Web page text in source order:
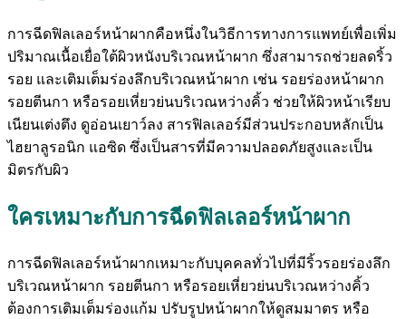
การฉีดฟิลเลอร์หน้าผากคือหนึ่งในวิธีการทางการแพทย์เพื่อเพิ่ม
ปริมาณเนื้อเยื่อใต้ผิวหนังบริเวณหน้าผาก ซึ่งสามารถช่วยลดริ้ว
รอย และเติมเต็มร่องลึกบริเวณหน้าผาก เช่น รอยร่องหน้าผาก
รอยตีนกา หรือรอยเหี่ยวย่นบริเวณหว่างคิ้ว ช่วยให้ผิวหน้าเรียบ
เนียนเต่งตึง ดูอ่อนเยาว์ลง สารฟิลเลอร์มีส่วนประกอบหลักเป็น
ไฮยาลูรอนิก แอซิด ซึ่งเป็นสารที่มีความปลอดภัยสูงและเป็น
มิตรกับผิว
ใครเหมาะกับการฉีดฟิลเลอร์หน้าผาก
การฉีดฟิลเลอร์หน้าผากเหมาะกับบุคคลทั่วไปที่มีริ้วรอยร่องลึก
บริเวณหน้าผาก รอยตีนกา หรือรอยเหี่ยวย่นบริเวณหว่างคิ้ว
ต้องการเติมเต็มร่องแก้ม ปรับรูปหน้าผากให้ดูสมมาตร หรือ